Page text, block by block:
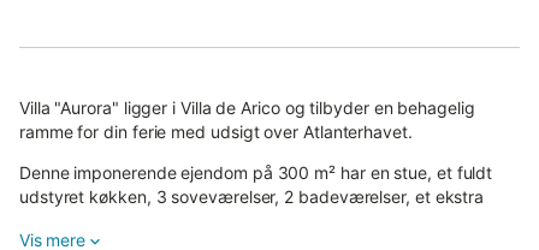
Villa "Aurora" ligger i Villa de Arico og tilbyder en behagelig
ramme for din ferie med udsigt over Atlanterhavet.
Denne imponerende ejendom på 300 m² har en stue, et fuldt
udstyret køkken, 3 soveværelser, 2 badeværelser, et ekstra
Vis mere